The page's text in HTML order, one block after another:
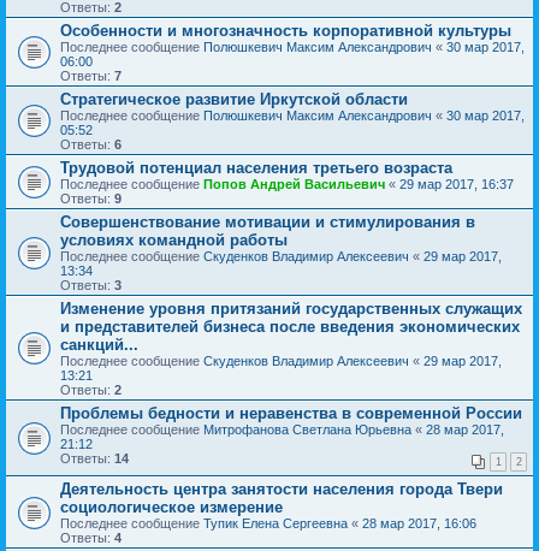
Ответы: 2
Особенности и многозначность корпоративной культуры
Последнее сообщение Полюшкевич Максим Александрович « 30 мар 2017,
06:00
Ответы: 7
Стратегическое развитие Иркутской области
Последнее сообщение Полюшкевич Максим Александрович « 30 мар 2017,
05:52
Ответы: 6
Трудовой потенциал населения третьего возраста
Последнее сообщение Попов Андрей Васильевич « 29 мар 2017, 16:37
Ответы: 9
Совершенствование мотивации и стимулирования в
условиях командной работы
Последнее сообщение Скуденков Владимир Алексеевич « 29 мар 2017,
13:34
Ответы: 3
Изменение уровня притязаний государственных служащих
и представителей бизнеса после введения экономических
санкций...
Последнее сообщение Скуденков Владимир Алексеевич « 29 мар 2017,
13:21
Ответы: 2
Проблемы бедности и неравенства в современной России
Последнее сообщение Митрофанова Светлана Юрьевна « 28 мар 2017,
21:12
Ответы: 14 1 2
Деятельность центра занятости населения города Твери
социологическое измерение
Последнее сообщение Тупик Елена Сергеевна « 28 мар 2017, 16:06
Ответы: 4